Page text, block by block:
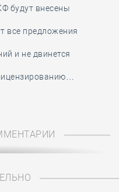
будут внесены
все предложения
и не двинется